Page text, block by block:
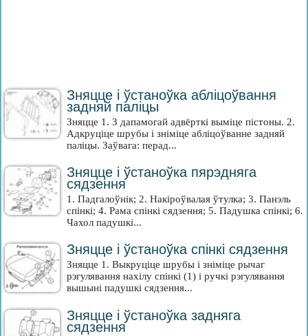
Зняцце і ўстаноўка абліцоўвання
задняй паліцы
Зняцце 1. З дапамогай адвёрткі выміце пістоны. 2.
Адкруціце шрубы і зніміце абліцоўванне задняй
паліцы. Заўвага: перад...
Зняцце і ўстаноўка пярэдняга
сядзення
1. Падгалоўнік; 2. Накіроўвалая ўтулка; 3. Панэль
спінкі; 4. Рама спінкі сядзення; 5. Падушка спінкі; 6.
Чахол падушкі...
Зняцце і ўстаноўка спінкі сядзення
Зняцце 1. Выкруціце шрубы і зніміце рычаг
рэгулявання нахілу спінкі (1) і ручкі рэгулявання
вышыні падушкі сядзення...
Зняцце і ўстаноўка задняга
сядзення